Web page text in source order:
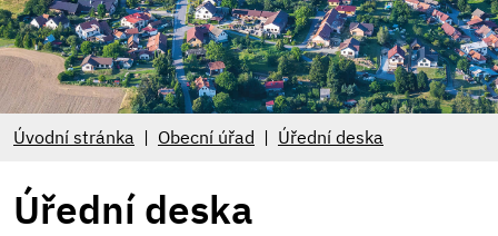
Úvodní stránka Obecní úřad Úřední deska
Úřední deska